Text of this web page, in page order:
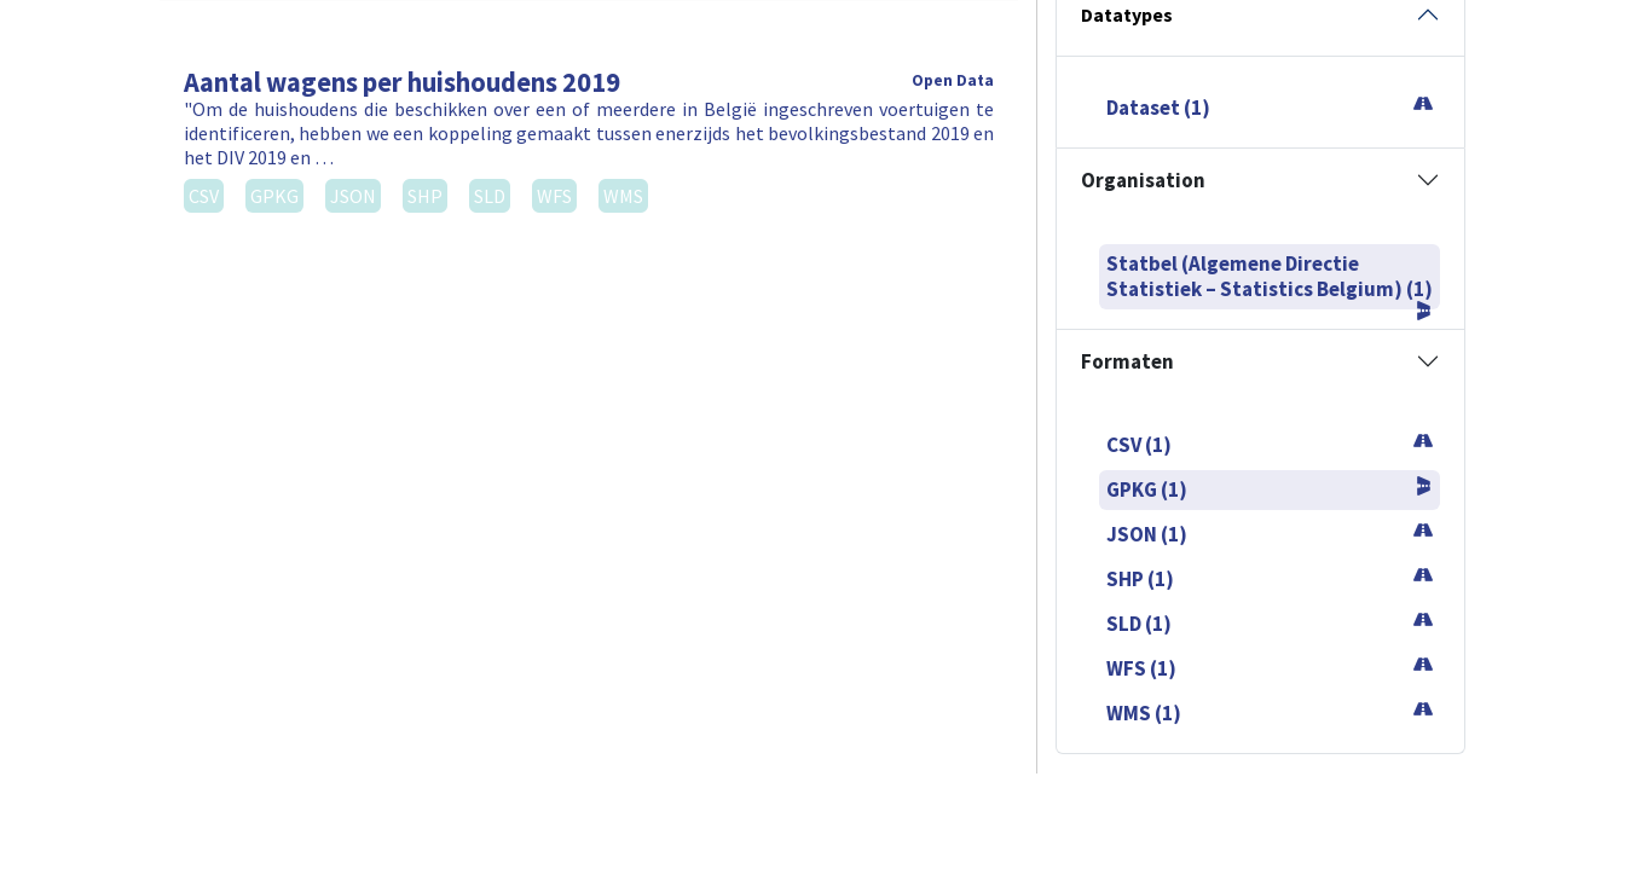
Aantal wagens per huishoudens 2019 Open Data
"Om de huishoudens die beschikken over een of meerdere in België ingeschreven voertuigen te
identificeren, hebben we een koppeling gemaakt tussen enerzijds het bevolkingsbestand 2019 en
het DIV 2019 en …
CSV
GPKG JSON SHP SLD WFS WMS
Datatypes
Dataset (1)
Organisation
Statbel (Algemene Directie
Statistiek – Statistics Belgium) (1)
Formaten
CSV (1)
GPKG (1)
JSON (1)
SHP (1)
SLD (1)
WFS (1)
WMS (1)